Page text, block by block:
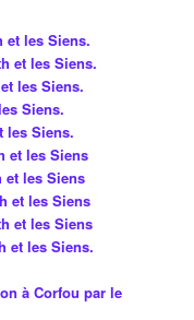
et les Siens.
et les Siens.
les Siens.
Siens.
les Siens.
et les Siens
et les Siens
et les Siens
et les Siens
et les Siens.
à Corfou par le